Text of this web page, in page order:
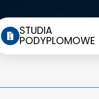
STUDIA
PODYPLOMOWE